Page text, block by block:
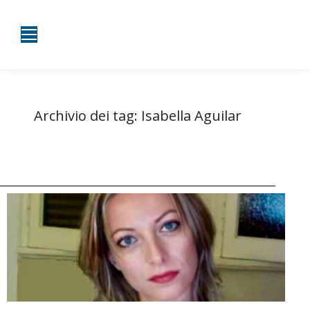
Archivio dei tag: Isabella Aguilar